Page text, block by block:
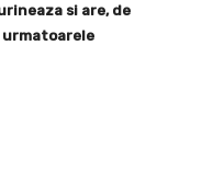
si are, de
urmatoarele